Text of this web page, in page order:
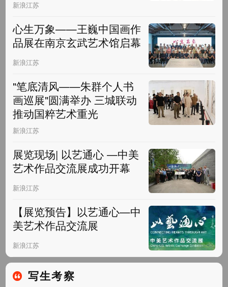
新浪江苏
心生万象——王巍中国画作
品展在南京玄武艺术馆启幕
新浪江苏
"笔底清风——朱群个人书
画巡展"圆满举办 三城联动
推动国粹艺术重光
新浪江苏
展览现场| 以艺通心 —中美
艺术作品交流展成功开幕
新浪江苏
【展览预告】以艺通心—中
美艺术作品交流展
新浪江苏
写生考察